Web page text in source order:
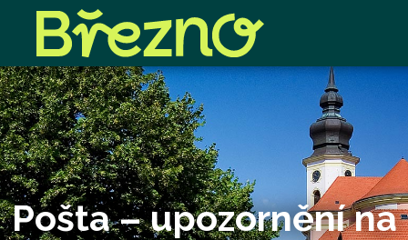
Pošta – upozornění na